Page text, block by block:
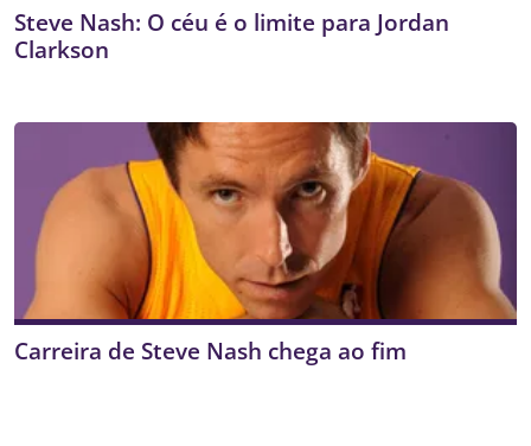
Steve Nash: O céu é o limite para Jordan
Clarkson
Carreira de Steve Nash chega ao fim